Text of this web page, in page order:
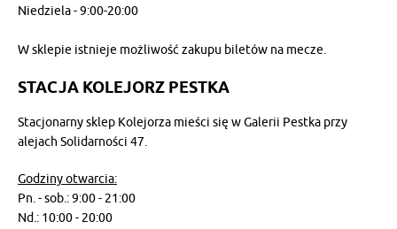
Niedziela - 9:00-20:00
W sklepie istnieje możliwość zakupu biletów na mecze.
STACJA KOLEJORZ PESTKA
Stacjonarny sklep Kolejorza mieści się w Galerii Pestka przy
alejach Solidarności 47.
Godziny otwarcia:
Pn. - sob.: 9:00 - 21:00
Nd.: 10:00 - 20:00